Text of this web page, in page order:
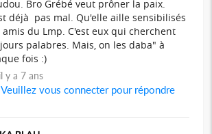
Bro Grébé veut prôner la paix.
déjà pas mal. Qu'elle aille sensibilisés
amis du Lmp. C'est eux qui cherchent
palabres. Mais, on les daba" à
fois :)
il y a 7 ans
Veuillez vous connecter pour répondre